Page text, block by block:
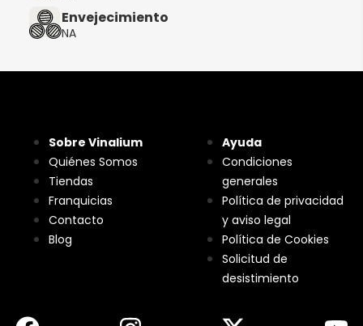
Envejecimiento
NA
Sobre Vinalium
Quiénes Somos
Tiendas
Franquicias
Contacto
Blog
Ayuda
Condiciones
generales
Política de privacidad
y aviso legal
Política de Cookies
Solicitud de
desistimiento